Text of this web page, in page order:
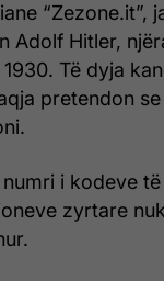
“Zezone.it”,
Adolf Hitler,
Të dyja
pretendon
i kodeve
zyrtare